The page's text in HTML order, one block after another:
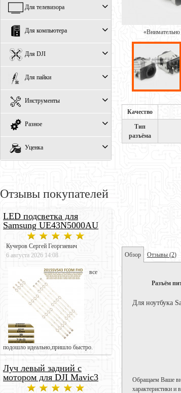
Для телевизора
Для компьютера
Для DJI
Для пайки
Инструменты
Разное
Уценка
Отзывы покупателей
LED подсветка для
Samsung UE43N5000AU
Кучеров Сергей Георгиевич
6 августа 2026 14:08
все
подошло идеально,пришло быстро.
Луч левый задний с
мотором для DJI Mavic3
«Внимательно
Качество
Тип
разъёма
Обзор Отзывы (2)
Разъём
Для ноутбука
Обращаем Ваше
характеристики и